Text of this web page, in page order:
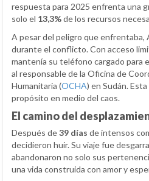
respuesta para 2025 enfrenta una
solo el 13,3%de los recursos
A pesar del peligro que enfrentaba,
durante el conflicto. Con acceso
mantenía su teléfono cargado para
al responsable de la Oficina de
Humanitaria (OCHA) en Sudán.
propósito en medio del caos.
El camino del
Después de39 días de intensos
decidieron huir. Su viaje fue
abandonaron no solo sus
una vida construida con amor y